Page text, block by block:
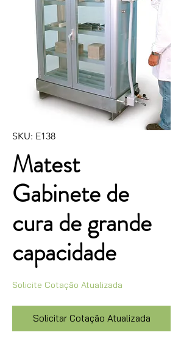
SKU: E138
Matest
Gabinete de
cura de grande
capacidade
Solicite Cotação Atualizada
Solicitar Cotação Atualizada